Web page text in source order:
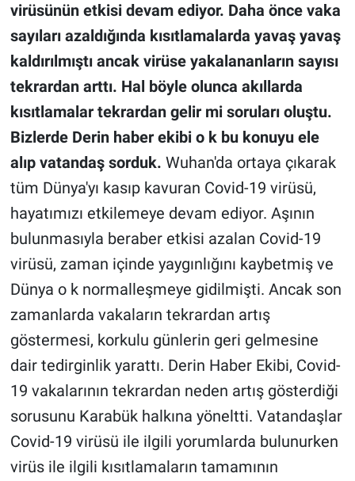
virüsünün etkisi devam ediyor. Daha önce vaka
sayıları azaldığında kısıtlamalarda yavaş yavaş
kaldırılmıştı ancak virüse yakalananların sayısı
tekrardan arttı. Hal böyle olunca akıllarda
kısıtlamalar tekrardan gelir mi soruları oluştu.
Bizlerde Derin haber ekibi o k bu konuyu ele
alıp vatandaş sorduk. Wuhan'da ortaya çıkarak
tüm Dünya'yı kasıp kavuran Covid-19 virüsü,
hayatımızı etkilemeye devam ediyor. Aşının
bulunmasıyla beraber etkisi azalan Covid-19
virüsü, zaman içinde yaygınlığını kaybetmiş ve
Dünya o k normalleşmeye gidilmişti. Ancak son
zamanlarda vakaların tekrardan artış
göstermesi, korkulu günlerin geri gelmesine
dair tedirginlik yarattı. Derin Haber Ekibi, Covid-
19 vakalarının tekrardan neden artış gösterdiği
sorusunu Karabük halkına yöneltti. Vatandaşlar
Covid-19 virüsü ile ilgili yorumlarda bulunurken
virüs ile ilgili kısıtlamaların tamamının